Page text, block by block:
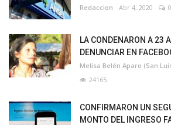
Redaccion Abr 4, 2020 0
LA CONDENARON A 23
DENUNCIAR EN
Melisa Belén Aparo (San
24165
CONFIRMARON UN
MONTO DEL INGRESO